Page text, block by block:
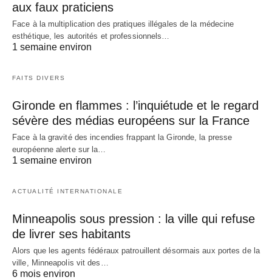
aux faux praticiens
Face à la multiplication des pratiques illégales de la médecine
esthétique, les autorités et professionnels…
1 semaine environ
FAITS DIVERS
Gironde en flammes : l’inquiétude et le regard
sévère des médias européens sur la France
Face à la gravité des incendies frappant la Gironde, la presse
européenne alerte sur la…
1 semaine environ
ACTUALITÉ INTERNATIONALE
Minneapolis sous pression : la ville qui refuse
de livrer ses habitants
Alors que les agents fédéraux patrouillent désormais aux portes de la
ville, Minneapolis vit des…
6 mois environ